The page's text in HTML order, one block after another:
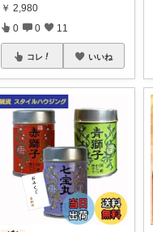
￥ 2,980
0 0 11
コレ いいね